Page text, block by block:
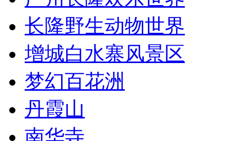
长隆野生动物世界
增城白水寨风景区
梦幻百花洲
丹霞山